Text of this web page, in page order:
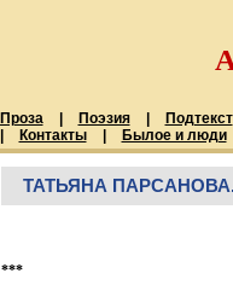
Проза Поэзия
Подтекст
Контакты Былое и люди
ТАТЬЯНА
***